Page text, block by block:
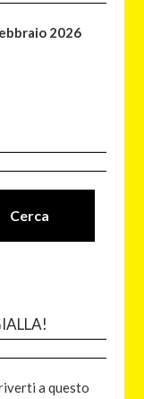
2026
a questo